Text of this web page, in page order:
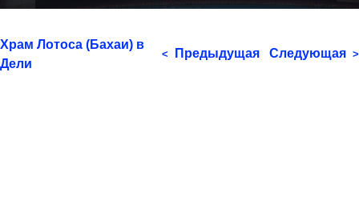
Храм Лотоса (Бахаи) в
Дели
< Предыдущая Следующая >